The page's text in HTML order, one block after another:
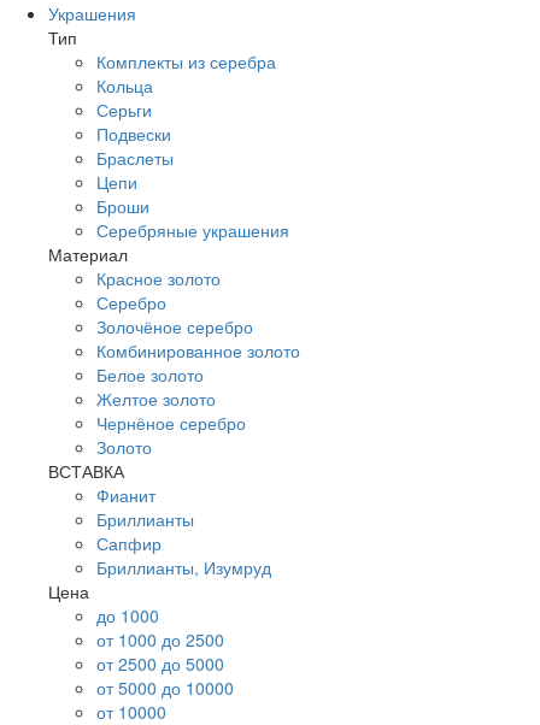
Украшения
Тип
Комплекты из серебра
Кольца
Серьги
Подвески
Браслеты
Цепи
Броши
Серебряные украшения
Материал
Красное золото
Серебро
Золочёное серебро
Комбинированное золото
Белое золото
Желтое золото
Чернёное серебро
Золото
ВСТАВКА
Фианит
Бриллианты
Сапфир
Бриллианты, Изумруд
Цена
до 1000
от 1000 до 2500
от 2500 до 5000
от 5000 до 10000
от 10000